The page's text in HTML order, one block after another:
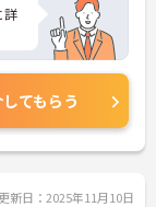
詳
てもらう
新日：2025年11月10日